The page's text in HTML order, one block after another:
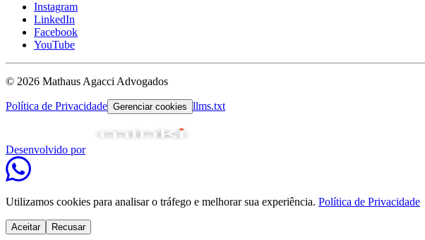
Instagram
LinkedIn
Facebook
YouTube
© 2026 Mathaus Agacci Advogados
Política de Privacidade Gerenciar cookies llms.txt
Desenvolvido por
Utilizamos cookies para analisar o tráfego e melhorar sua experiência. Política de Privacidade
Aceitar Recusar